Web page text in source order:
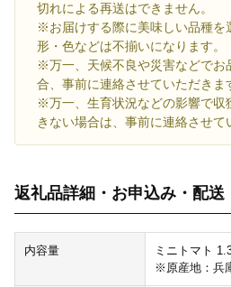
切れによる再送はできません。
※お届けする際に美味しい品種を
形・色などは不揃いになります。
※万一、天候不良や災害などでお
合、事前に連絡させていただきま
※万一、生育状況などの影響で収
きない場合は、事前に連絡させて
返礼品詳細・お申込み・配送
内容量
ミニトマト
※原産地：兵